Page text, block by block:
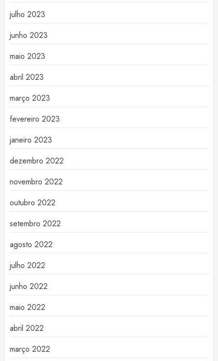
julho 2023
junho 2023
maio 2023
abril 2023
março 2023
fevereiro 2023
janeiro 2023
dezembro 2022
novembro 2022
outubro 2022
setembro 2022
agosto 2022
julho 2022
junho 2022
maio 2022
abril 2022
março 2022